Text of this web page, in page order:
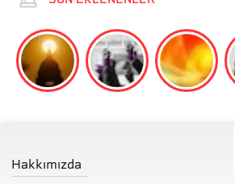
Hakkımızda